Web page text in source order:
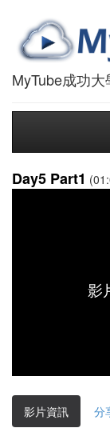
MyTube成功
Day5 Part1
影
影片資訊 分